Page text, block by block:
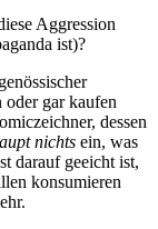
Aggression
ist)?
gar kaufen
dessen
nichts ein, was
darauf geeicht ist,
konsumieren